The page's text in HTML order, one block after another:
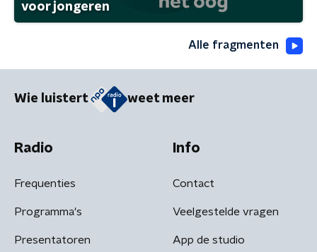
voor jongeren
Alle fragmenten
Wie luistert weet meer
Radio
Frequenties
Programma's
Presentatoren
Info
Contact
Veelgestelde vragen
App de studio